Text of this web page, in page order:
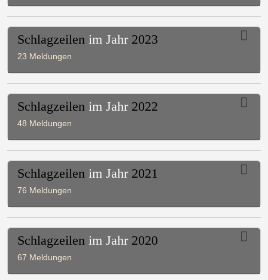
Schlagzeilen im Jahr 2023
23 Meldungen
Schlagzeilen im Jahr 2022
48 Meldungen
Schlagzeilen im Jahr 2021
76 Meldungen
Schlagzeilen im Jahr 2020
67 Meldungen